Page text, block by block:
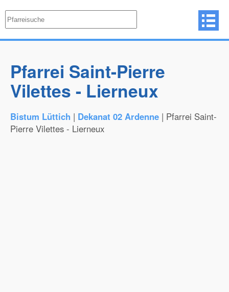
Pfarrei Saint-Pierre
Vilettes - Lierneux
Bistum Lüttich | Dekanat 02 Ardenne | Pfarrei Saint-
Pierre Vilettes - Lierneux